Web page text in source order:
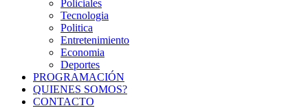
Policiales
Tecnologia
Politica
Entretenimiento
Economia
Deportes
PROGRAMACIÓN
QUIENES SOMOS?
CONTACTO